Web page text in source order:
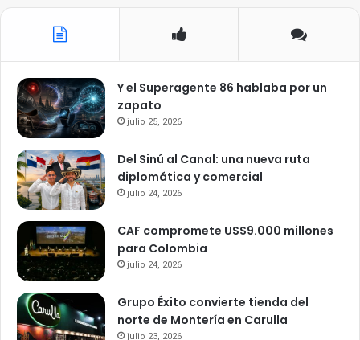
Y el Superagente 86 hablaba por un
zapato
julio 25, 2026
Del Sinú al Canal: una nueva ruta
diplomática y comercial
julio 24, 2026
CAF compromete US$9.000 millones
para Colombia
julio 24, 2026
Grupo Éxito convierte tienda del
norte de Montería en Carulla
julio 23, 2026